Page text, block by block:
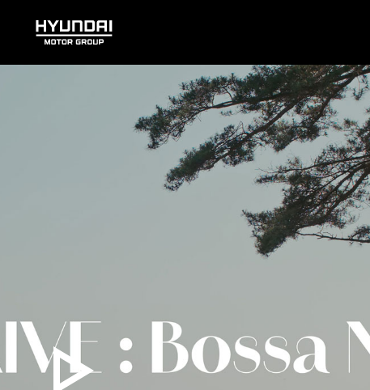
HYUNDAI
MOTOR